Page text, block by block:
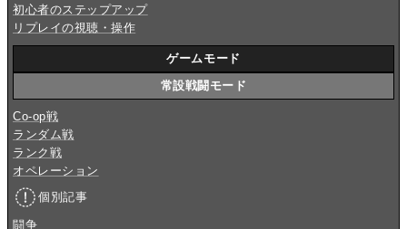
初心者のステップアップ
リプレイの視聴・操作
ゲームモード
常設戦闘モード
Co-op戦
ランダム戦
ランク戦
オペレーション
個別記事
闘争